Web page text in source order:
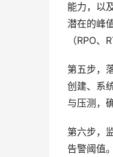
能力，以
潜在的峰
（RPO、
第五步，
创建、系
与压测，
第六步，
告警阈值